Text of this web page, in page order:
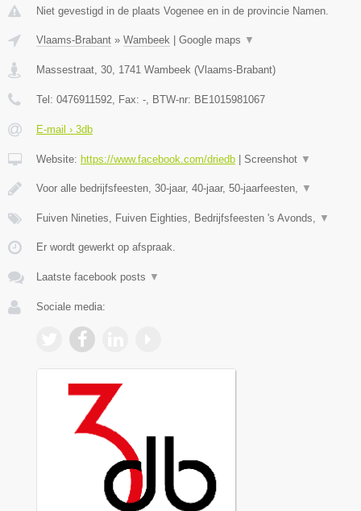
Niet gevestigd in de plaats Vogenee en in de provincie Namen.
Vlaams-Brabant » Wambeek Google maps ▼
Massestraat, 30 1741 Wambeek (Vlaams-Brabant)
Tel: 0476911592 , Fax: - , BTW-nr: BE1015981067
E-mail › 3db
Website: https://www.facebook.com/driedb Screenshot ▼
Voor alle bedrijfsfeesten, 30-jaar, 40-jaar, 50-jaarfeesten, ▼
Fuiven Nineties, Fuiven Eighties, Bedrijfsfeesten 's Avonds, ▼
Er wordt gewerkt op afspraak.
Laatste facebook posts ▼
Sociale media: